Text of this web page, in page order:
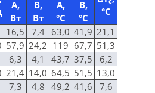
A,
Вт
В,
Вт
А,
°С
В,
°С
°С
16,5 7,4 63,0 41,9 21,1
57,9 24,2 119 67,7 51,3
6,3 4,1 43,7 37,5
6,2
21,4 14,0 64,5 51,5 13,0
7,3 4,8 49,2 41,6
7,6